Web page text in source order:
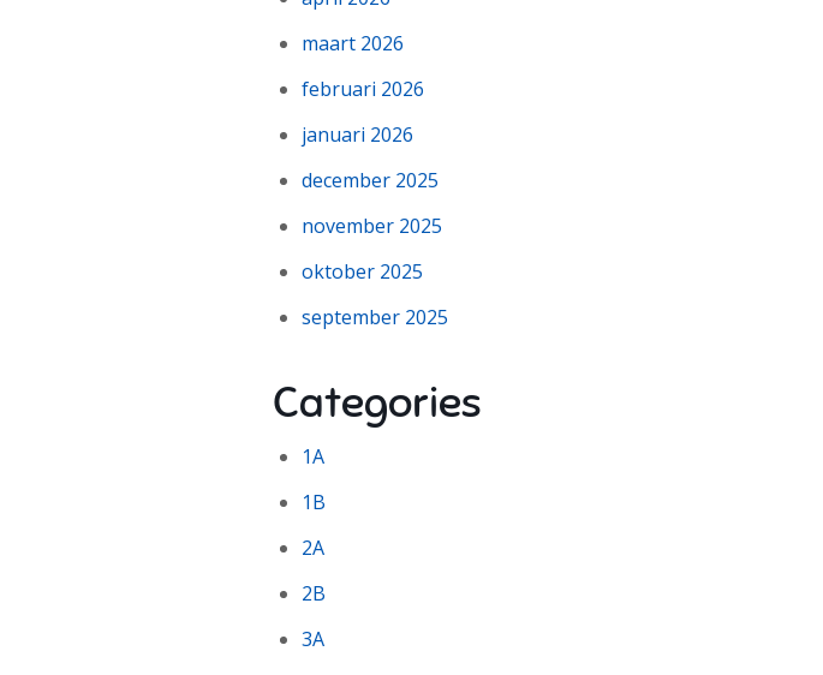
maart 2026
februari 2026
januari 2026
december 2025
november 2025
oktober 2025
september 2025
Categories
1A
1B
2A
2B
3A